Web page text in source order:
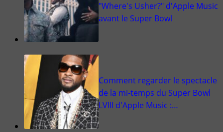
"Where's Usher?" d'Apple Music
avant le Super Bowl
Comment regarder le spectacle
de la mi-temps du Super Bowl
LVIII d'Apple Music :…